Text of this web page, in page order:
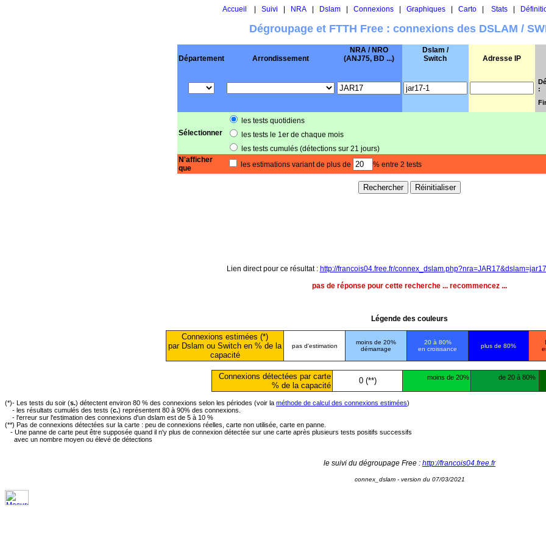
Accueil Suivi NRA| Dslam| Connexions| Graphiques| Carto| Stats|
Dégroupage et FTTH Free : connexions des DSLAM /
Département Arrondissement
NRA / NRO
(ANJ75, BD ...)
Dslam /
Switch
Adresse IP
:
Sélectionner
les tests quotidiens
les tests le 1er de chaque mois
les tests cumulés (détections sur 21 jours)
N'afficher
que
les estimations variant de plus de % entre 2 tests
Lien direct pour ce résultat : http://francois04.free.fr/
pas de réponse pour cette recherche ... recommencez ...
Légende des couleurs
Connexions estimées (*)
par Dslam ou Switch en % de la
capacité
pas d'estimation
moins de 20%
démarrage
20 à 80%
en croissance
plus de 80%
Connexions détectées par carte
% de la capacité
0 (**) moins de 20% de 20 à 80%
(*)- Les tests du soir (s.) détectent environ 80 % des connexions selon les périodes (voir la méthode de calcul des connexions estimées)
- les résultats cumulés des tests (c.) représentent 80 à 90% des connexions.
- l'erreur sur l'estimation des connexions d'un dslam est de 5 à 10 %
(**) Pas de connexions détectées sur la carte : peu de connexions réelles, carte non utilisée, carte en panne.
- Une panne de carte peut être supposée quand il n'y plus de connexion détectée sur une carte après plusieurs tests positifs successifs
avec un nombre moyen ou élevé de détections
le suivi du dégroupage Free : http://francois04.free.fr
connex_dslam - version du 07/03/2021